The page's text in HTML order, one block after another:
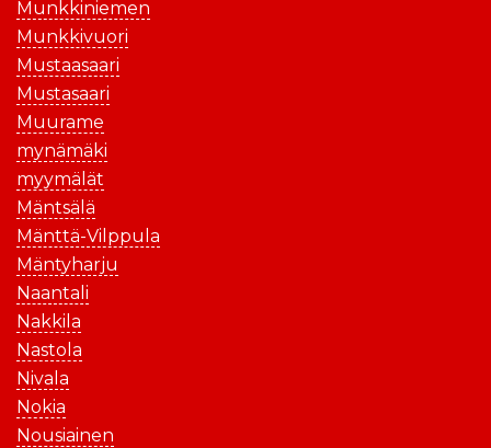
Munkkiniemen
Munkkivuori
Mustaasaari
Mustasaari
Muurame
mynämäki
myymälät
Mäntsälä
Mänttä-Vilppula
Mäntyharju
Naantali
Nakkila
Nastola
Nivala
Nokia
Nousiainen